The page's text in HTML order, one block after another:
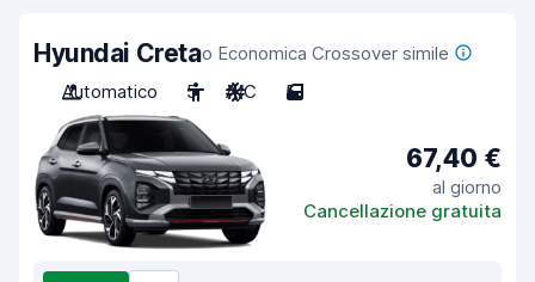
Hyundai Cretao Economica Crossover simile
Automatico
5 A/C 5
67,40 €
al giorno
Cancellazione gratuita